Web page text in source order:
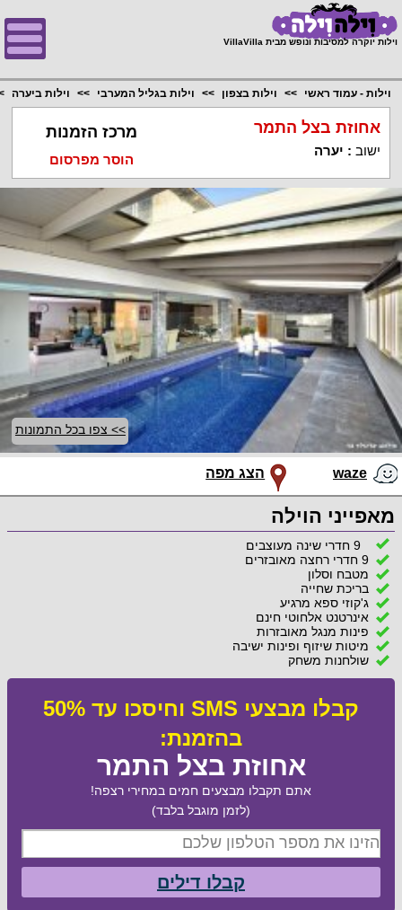
וילות יוקרה למסיבות ונופש מבית VillaVilla
וילות - עמוד ראשי וילות בצפון וילות בגליל המערבי וילות ביערה
אחוזת בצל התמר
ישוב : יערה
מרכז הזמנות
הוסר מפרסום
>> צפו בכל התמונות
waze הצג מפה
מאפייני הוילה
9 חדרי שינה מעוצבים
9 חדרי רחצה מאובזרים
מטבח וסלון
בריכת שחייה
ג'קוזי ספא מרגיע
אינרטנט אלחוטי חינם
פינות מנגל מאובזרות
מיטות שיזוף ופינות ישיבה
שולחנות משחק
קבלו מבצעי SMS וחיסכו עד 50%
בהזמנת:
אחוזת בצל התמר
אתם תקבלו מבצעים חמים במחירי רצפה!
(לזמן מוגבל בלבד)
קבלו דילים